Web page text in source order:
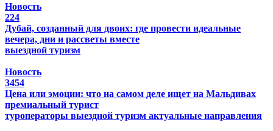
Новость
224
Дубай, созданный для двоих: где провести идеальные
вечера, дни и рассветы вместе
выездной туризм
Новость
3454
Цена или эмоции: что на самом деле ищет на Мальдивах
премиальный турист
туроператоры выездной туризм актуальные направления